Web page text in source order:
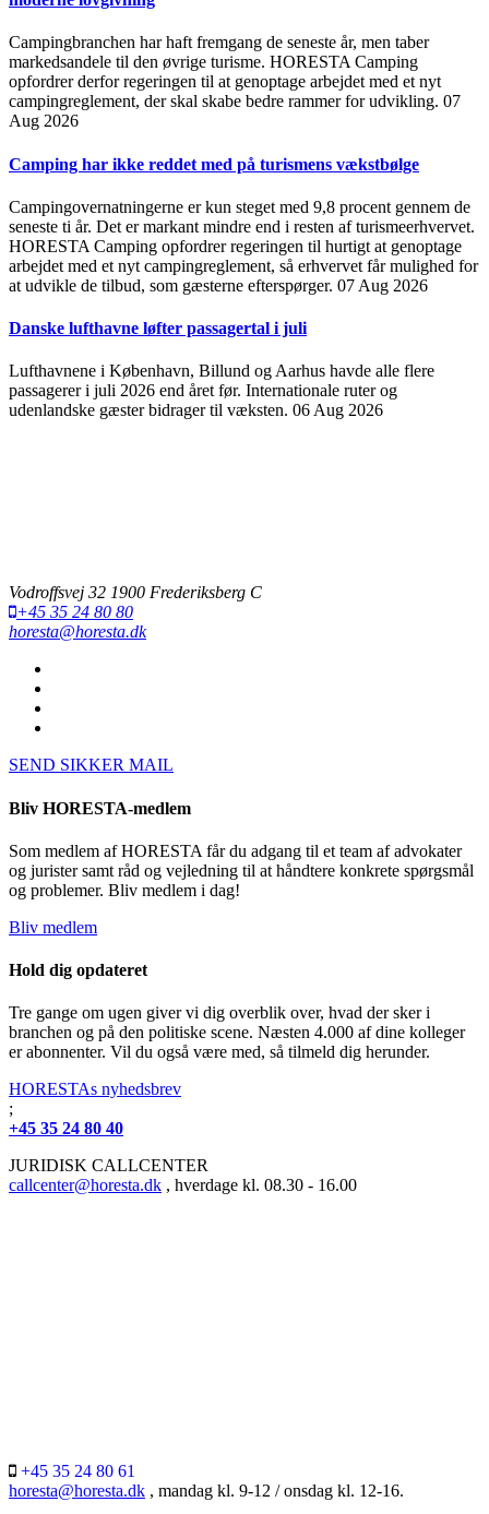
Campingbranchen har haft fremgang de seneste år, men taber
markedsandele til den øvrige turisme. HORESTA Camping
opfordrer derfor regeringen til at genoptage arbejdet med et nyt
campingreglement, der skal skabe bedre rammer for udvikling. 07
Aug 2026
Camping har ikke reddet med på turismens vækstbølge
Campingovernatningerne er kun steget med 9,8 procent gennem de
seneste ti år. Det er markant mindre end i resten af turismeerhvervet.
HORESTA Camping opfordrer regeringen til hurtigt at genoptage
arbejdet med et nyt campingreglement, så erhvervet får mulighed for
at udvikle de tilbud, som gæsterne efterspørger. 07 Aug 2026
Danske lufthavne løfter passagertal i juli
Lufthavnene i København, Billund og Aarhus havde alle flere
passagerer i juli 2026 end året før. Internationale ruter og
udenlandske gæster bidrager til væksten. 06 Aug 2026
Vodroffsvej 32 1900 Frederiksberg C
+45 35 24 80 80
horesta@horesta.dk
SEND SIKKER MAIL
Bliv HORESTA-medlem
Som medlem af HORESTA får du adgang til et team af advokater
og jurister samt råd og vejledning til at håndtere konkrete spørgsmål
og problemer. Bliv medlem i dag!
Bliv medlem
Hold dig opdateret
Tre gange om ugen giver vi dig overblik over, hvad der sker i
branchen og på den politiske scene. Næsten 4.000 af dine kolleger
er abonnenter. Vil du også være med, så tilmeld dig herunder.
HORESTAs nyhedsbrev
;
+45 35 24 80 40
JURIDISK CALLCENTER
callcenter@horesta.dk , hverdage kl. 08.30 - 16.00
+45 35 24 80 61
horesta@horesta.dk , mandag kl. 9-12 / onsdag kl. 12-16.